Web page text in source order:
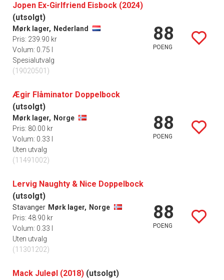
Jopen Ex-Girlfriend Eisbock (2024)
(utsolgt)
Mørk lager, Nederland
Pris: 239.90 kr
Volum: 0.75 l
Spesialutvalg
(19020501)
88
POENG
Ægir Flåminator Doppelbock
(utsolgt)
Mørk lager, Norge
Pris: 80.00 kr
Volum: 0.33 l
Uten utvalg
(11491002)
88
POENG
Lervig Naughty & Nice Doppelbock
(utsolgt)
Stavanger Mørk lager, Norge
Pris: 48.90 kr
Volum: 0.33 l
Uten utvalg
(11301202)
88
POENG
Mack Juleøl (2018) (utsolgt)